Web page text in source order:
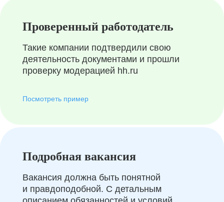
Проверенный работодатель
Такие компании подтвердили свою
деятельность документами и прошли
проверку модерацией hh.ru
Посмотреть пример
Подробная вакансия
Вакансия должна быть понятной
и правдоподобной. С детальным